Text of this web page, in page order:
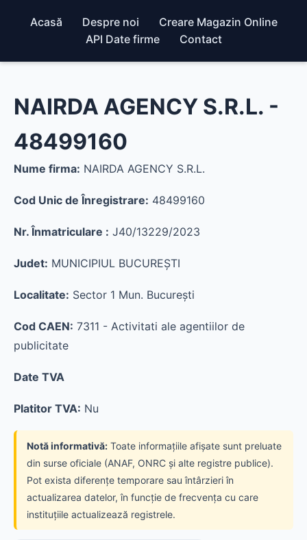
Acasă Despre noi
Creare Magazin Online
API Date firme
Contact
NAIRDA AGENCY S.R.L. -
48499160
Nume firma: NAIRDA AGENCY S.R.L.
Cod Unic de Înregistrare: 48499160
Nr. Înmatriculare : J40/13229/2023
Judet: MUNICIPIUL BUCUREŞTI
Localitate: Sector 1 Mun. Bucureşti
Cod CAEN: 7311 - Activitati ale agentiilor de
publicitate
Date TVA
Platitor TVA: Nu
Notă informativă: Toate informațiile afișate sunt preluate
din surse oficiale (ANAF, ONRC și alte registre publice).
Pot exista diferențe temporare sau întârzieri în
actualizarea datelor, în funcție de frecvența cu care
instituțiile actualizează registrele.